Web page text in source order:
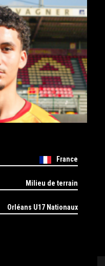
France
Milieu de terrain
Orléans U17 Nationaux